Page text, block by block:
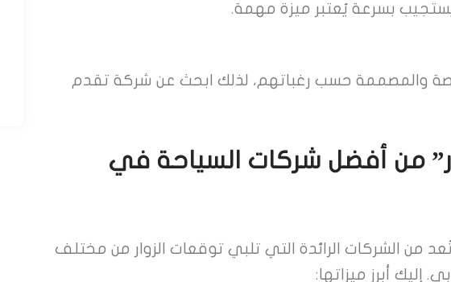
بسرعة يُعتبر ميزة مهمة.
والمصممة حسب رغباتهم، لذلك ابحث عن شركة تقدم
من أفضل شركات السياحة في
من الشركات الرائدة التي تلبي توقعات الزوار من مختلف
إليك أبرز ميزاتها: